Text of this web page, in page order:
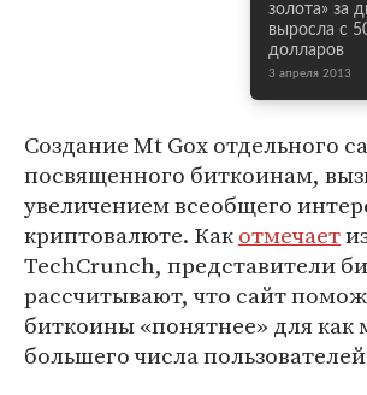
золота» за
выросла с
долларов
3 апреля 2013
Создание Mt Gox отдельного
посвященного биткоинам,
увеличением всеобщего
криптовалюте. Какотмечает
TechCrunch, представители
рассчитывают, что сайт
биткоины «понятнее» для
большего числа